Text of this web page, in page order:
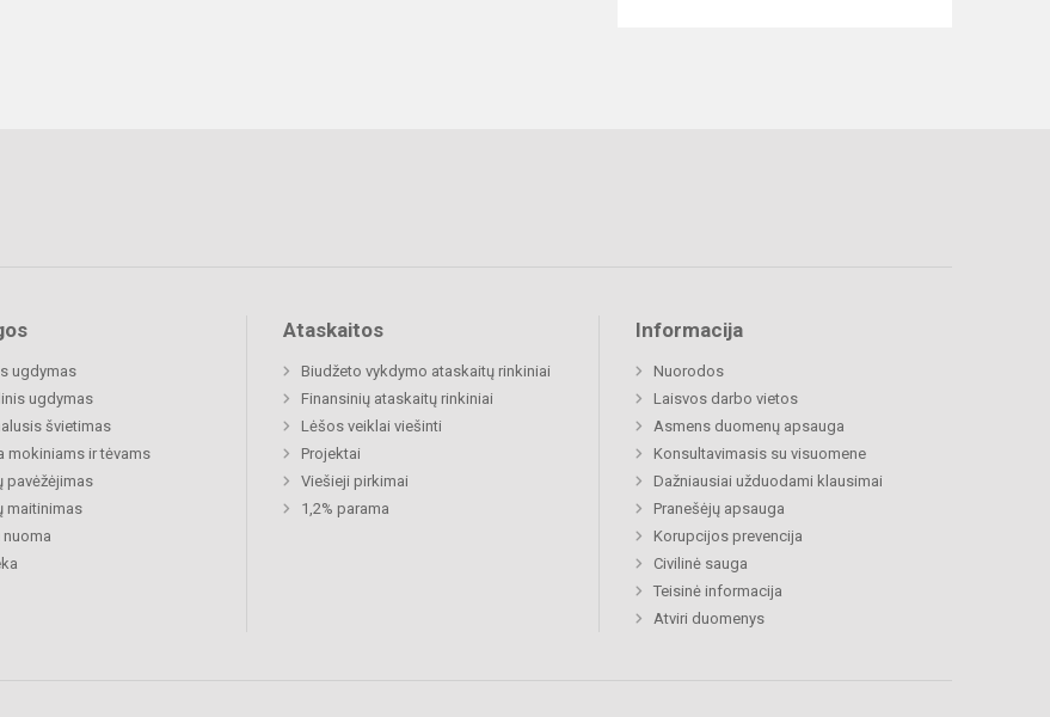
ugdymas
ugdymas
švietimas
mokiniams ir tėvams
pavėžėjimas
maitinimas
nuoma
Ataskaitos
Biudžeto vykdymo ataskaitų rinkiniai
Finansinių ataskaitų rinkiniai
Lėšos veiklai viešinti
Projektai
Viešieji pirkimai
1,2% parama
Informacija
Nuorodos
Laisvos darbo vietos
Asmens duomenų apsauga
Konsultavimasis su visuomene
Dažniausiai užduodami klausimai
Pranešėjų apsauga
Korupcijos prevencija
Civilinė sauga
Teisinė informacija
Atviri duomenys